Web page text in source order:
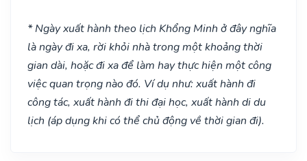
* Ngày xuất hành theo lịch Khổng Minh ở đây nghĩa
là ngày đi xa, rời khỏi nhà trong một khoảng thời
gian dài, hoặc đi xa để làm hay thực hiện một công
việc quan trọng nào đó. Ví dụ như: xuất hành đi
công tác, xuất hành đi thi đại học, xuất hành di du
lịch (áp dụng khi có thể chủ động về thời gian đi).